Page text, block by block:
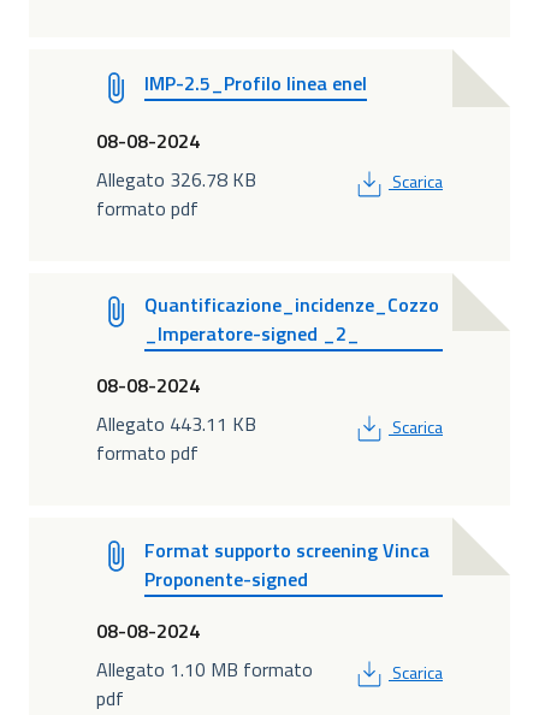
IMP-2.5_Profilo linea enel
08-08-2024
Allegato 326.78 KB
formato pdf
PDF
Scarica
Quantificazione_incidenze_Cozzo
_Imperatore-signed _2_
08-08-2024
Allegato 443.11 KB
formato pdf
PDF
Scarica
Format supporto screening Vinca
Proponente-signed
08-08-2024
Allegato 1.10 MB formato
pdf
PDF
Scarica